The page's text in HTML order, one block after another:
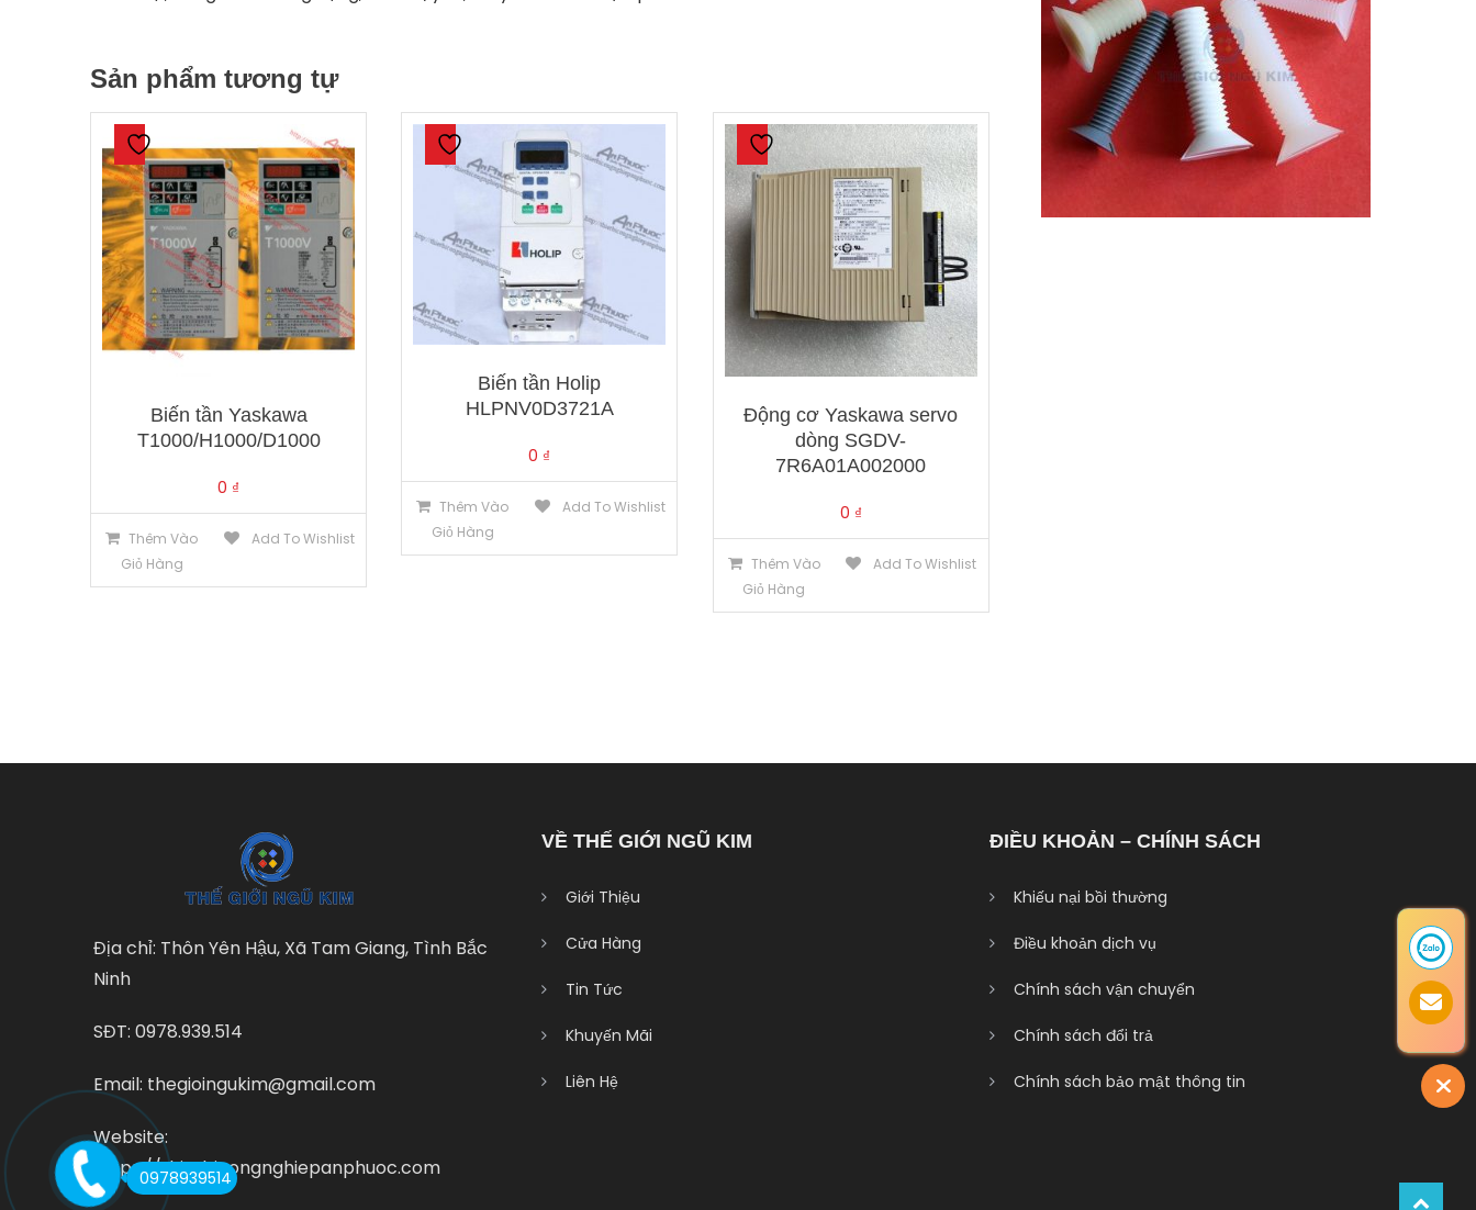
Sản phẩm tương tự
Biến tần Yaskawa
T1000/H1000/D1000
0 ₫
Thêm Vào
Giỏ Hàng
Add To Wishlist
Biến tần Holip
HLPNV0D3721A
0 ₫
Thêm Vào
Giỏ Hàng
Add To Wishlist
Động cơ Yaskawa servo
dòng SGDV-
7R6A01A002000
0 ₫
Thêm Vào
Giỏ Hàng
Add To Wishlist
Địa chỉ: Thôn Yên Hậu, Xã Tam Giang, Tình Bắc
Ninh
SĐT: 0978.939.514
Email: thegioingukim@gmail.com
Website:
https://thietbicongnghiepanphuoc.com
VỀ THẾ GIỚI NGŨ KIM
Giới Thiệu
Cửa Hàng
Tin Tức
Khuyến Mãi
Liên Hệ
ĐIỀU KHOẢN – CHÍNH SÁCH
Khiếu nại bồi thường
Điều khoản dịch vụ
Chính sách vận chuyển
Chính sách đổi trả
Chính sách bảo mật thông tin
0978939514